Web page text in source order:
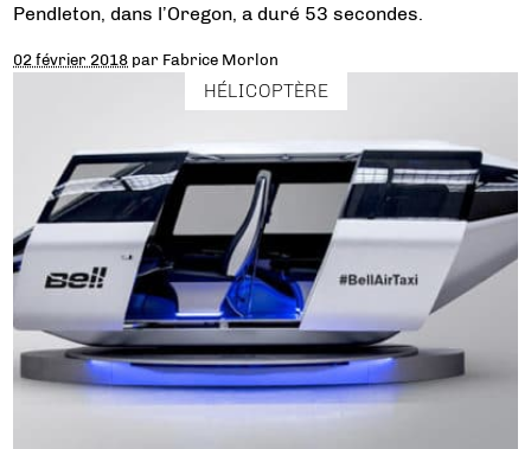
Pendleton, dans l’Oregon, a duré 53 secondes.
02 février 2018 par Fabrice Morlon
HÉLICOPTÈRE